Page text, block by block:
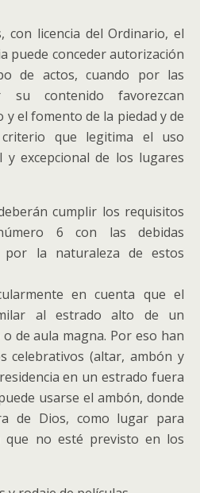
con licencia del Ordinario, el
puede conceder autorización
de actos, cuando por las
su contenido favorezcan
y el fomento de la piedad y de
que legitima el uso
y excepcional de los lugares
cumplir los requisitos
6 con las debidas
por la naturaleza de estos
en cuenta que el
al estrado alto de un
de aula magna. Por eso han
celebrativos (altar, ambón y
en un estrado fuera
usarse el ambón, donde
de Dios, como lugar para
no esté previsto en los